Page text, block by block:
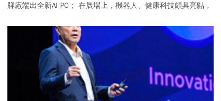
牌廠端出全新AI PC； 在展場上，機器人、健康科技頗具亮點，